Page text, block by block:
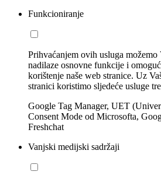
Funkcioniranje
Prihvaćanjem ovih usluga
nadilaze osnovne funkcije i
korištenje naše web stranice. Uz
stranici koristimo sljedeće usluge
Google Tag Manager, UET
Consent Mode od Microsofta,
Freshchat
Vanjski medijski sadržaji